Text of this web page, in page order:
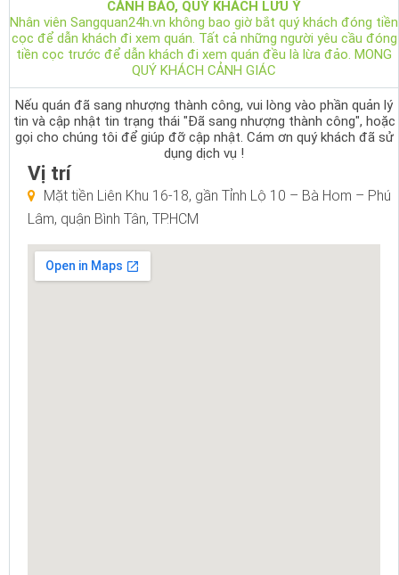
CẢNH BÁO, QUÝ KHÁCH LƯU Ý
Nhân viên Sangquan24h.vn không bao giờ bắt quý khách đóng tiền
cọc để dẫn khách đi xem quán. Tất cả những người yêu cầu đóng
tiền cọc trước để dẫn khách đi xem quán đều là lừa đảo. MONG
QUÝ KHÁCH CẢNH GIÁC
Nếu quán đã sang nhượng thành công, vui lòng vào phần quản lý
tin và cập nhật tin trạng thái "Đã sang nhượng thành công", hoặc
gọi cho chúng tôi để giúp đỡ cập nhật. Cám ơn quý khách đã sử
dụng dịch vụ !
Vị trí
Mặt tiền Liên Khu 16-18, gần Tỉnh Lộ 10 – Bà Hom – Phú
Lâm, quận Bình Tân, TP.HCM